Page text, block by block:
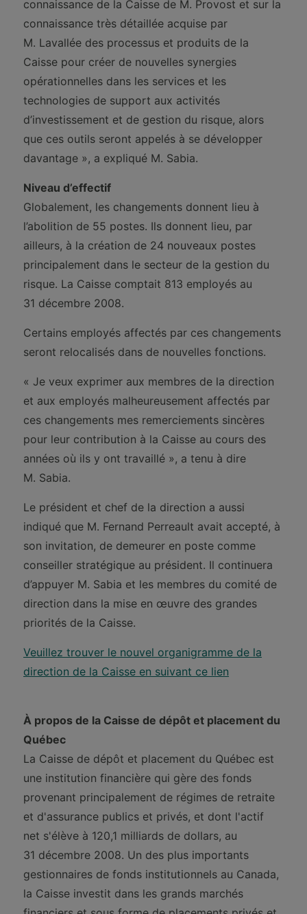
connaissance de la Caisse de M. Provost et sur la
connaissance très détaillée acquise par
M. Lavallée des processus et produits de la
Caisse pour créer de nouvelles synergies
opérationnelles dans les services et les
technologies de support aux activités
d’investissement et de gestion du risque, alors
que ces outils seront appelés à se développer
davantage », a expliqué M. Sabia.
Niveau d’effectif
Globalement, les changements donnent lieu à
l’abolition de 55 postes. Ils donnent lieu, par
ailleurs, à la création de 24 nouveaux postes
principalement dans le secteur de la gestion du
risque. La Caisse comptait 813 employés au
31 décembre 2008.
Certains employés affectés par ces changements
seront relocalisés dans de nouvelles fonctions.
« Je veux exprimer aux membres de la direction
et aux employés malheureusement affectés par
ces changements mes remerciements sincères
pour leur contribution à la Caisse au cours des
années où ils y ont travaillé », a tenu à dire
M. Sabia.
Le président et chef de la direction a aussi
indiqué que M. Fernand Perreault avait accepté, à
son invitation, de demeurer en poste comme
conseiller stratégique au président. Il continuera
d’appuyer M. Sabia et les membres du comité de
direction dans la mise en œuvre des grandes
priorités de la Caisse.
Veuillez trouver le nouvel organigramme de la
direction de la Caisse en suivant ce lien
À propos de la Caisse de dépôt et placement du
Québec
La Caisse de dépôt et placement du Québec est
une institution financière qui gère des fonds
provenant principalement de régimes de retraite
et d'assurance publics et privés, et dont l'actif
net s'élève à 120,1 milliards de dollars, au
31 décembre 2008. Un des plus importants
gestionnaires de fonds institutionnels au Canada,
la Caisse investit dans les grands marchés